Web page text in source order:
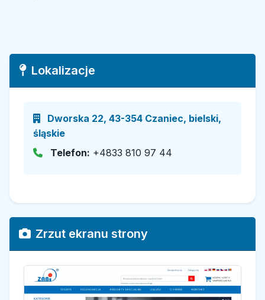
Lokalizacje
Dworska 22, 43-354 Czaniec, bielski,
śląskie
Telefon: +4833 810 97 44
Zrzut ekranu strony